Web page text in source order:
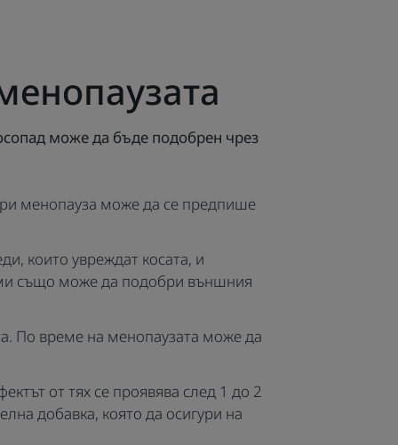
може да бъде подобрен чрез
менопауза може да се предпише
които увреждат косата, и
също може да подобри външния
По време на менопаузата може да
от тях се проявява след 1 до 2
добавка, която да осигури на